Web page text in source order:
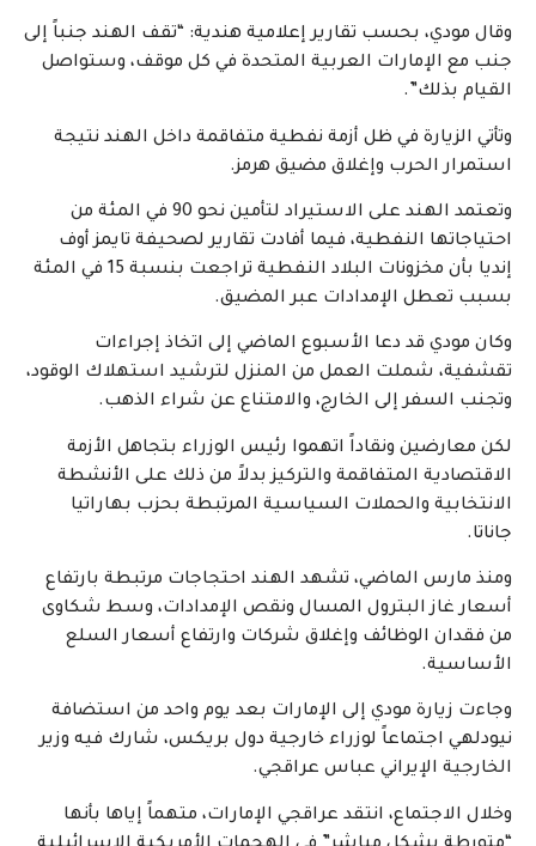
وقال مودي، بحسب تقارير إعلامية هندية: “تقف الهند جنباً إلى
جنب مع الإمارات العربية المتحدة في كل موقف، وستواصل
القيام بذلك”.
وتأتي الزيارة في ظل أزمة نفطية متفاقمة داخل الهند نتيجة
استمرار الحرب وإغلاق مضيق هرمز.
وتعتمد الهند على الاستيراد لتأمين نحو 90 في المئة من
احتياجاتها النفطية، فيما أفادت تقارير لصحيفة تايمز أوف
إنديا بأن مخزونات البلاد النفطية تراجعت بنسبة 15 في المئة
بسبب تعطل الإمدادات عبر المضيق.
وكان مودي قد دعا الأسبوع الماضي إلى اتخاذ إجراءات
تقشفية، شملت العمل من المنزل لترشيد استهلاك الوقود،
وتجنب السفر إلى الخارج، والامتناع عن شراء الذهب.
لكن معارضين ونقاداً اتهموا رئيس الوزراء بتجاهل الأزمة
الاقتصادية المتفاقمة والتركيز بدلاً من ذلك على الأنشطة
الانتخابية والحملات السياسية المرتبطة بحزب بهاراتيا
جاناتا.
ومنذ مارس الماضي، تشهد الهند احتجاجات مرتبطة بارتفاع
أسعار غاز البترول المسال ونقص الإمدادات، وسط شكاوى
من فقدان الوظائف وإغلاق شركات وارتفاع أسعار السلع
الأساسية.
وجاءت زيارة مودي إلى الإمارات بعد يوم واحد من استضافة
نيودلهي اجتماعاً لوزراء خارجية دول بريكس، شارك فيه وزير
الخارجية الإيراني عباس عراقجي.
وخلال الاجتماع، انتقد عراقجي الإمارات، متهماً إياها بأنها